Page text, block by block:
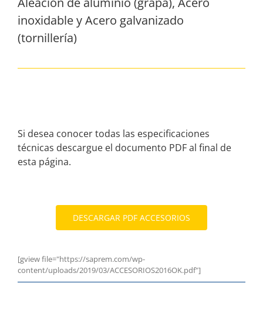
inoxidable y Acero galvanizado
(tornillería)
Si desea conocer todas las especificaciones
técnicas descargue el documento PDF al final de
esta página.
DESCARGAR PDF ACCESORIOS
[gview file="https://saprem.com/wp-
content/uploads/2019/03/ACCESORIOS2016OK.pdf"]